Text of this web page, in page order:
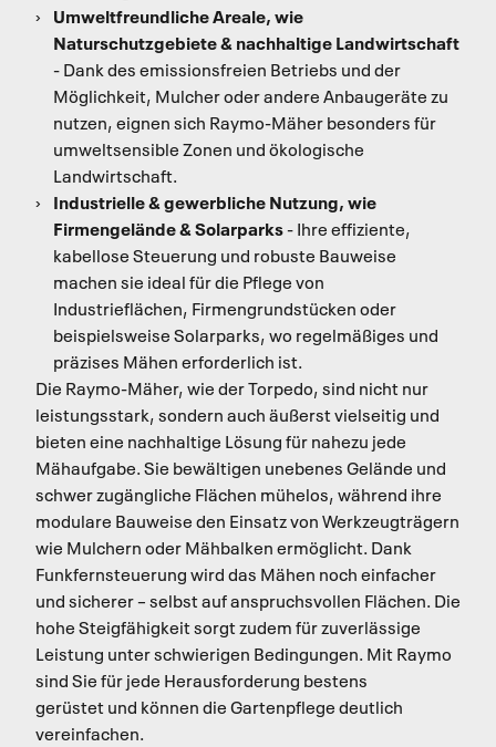
Umweltfreundliche Areale, wie
Naturschutzgebiete & nachhaltige Landwirtschaft
- Dank des emissionsfreien Betriebs und der
Möglichkeit, Mulcher oder andere Anbaugeräte zu
nutzen, eignen sich Raymo-Mäher besonders für
umweltsensible Zonen und ökologische
Landwirtschaft.
Industrielle & gewerbliche Nutzung, wie
Firmengelände & Solarparks- Ihre effiziente,
kabellose Steuerung und robuste Bauweise
machen sie ideal für die Pflege von
Industrieflächen, Firmengrundstücken oder
beispielsweise Solarparks, wo regelmäßiges und
präzises Mähen erforderlich ist.
Die Raymo-Mäher, wie der Torpedo, sind nicht nur
leistungsstark, sondern auch äußerst vielseitig und
bieten eine nachhaltige Lösung für nahezu jede
Mähaufgabe. Sie bewältigen unebenes Gelände und
schwer zugängliche Flächen mühelos, während ihre
modulare Bauweise den Einsatz von Werkzeugträgern
wie Mulchern oder Mähbalken ermöglicht. Dank
Funkfernsteuerung wird das Mähen noch einfacher
und sicherer – selbst auf anspruchsvollen Flächen. Die
hohe Steigfähigkeit sorgt zudem für zuverlässige
Leistung unter schwierigen Bedingungen. Mit Raymo
sind Sie für jede Herausforderung bestens
gerüstet und können die Gartenpflege deutlich
vereinfachen.